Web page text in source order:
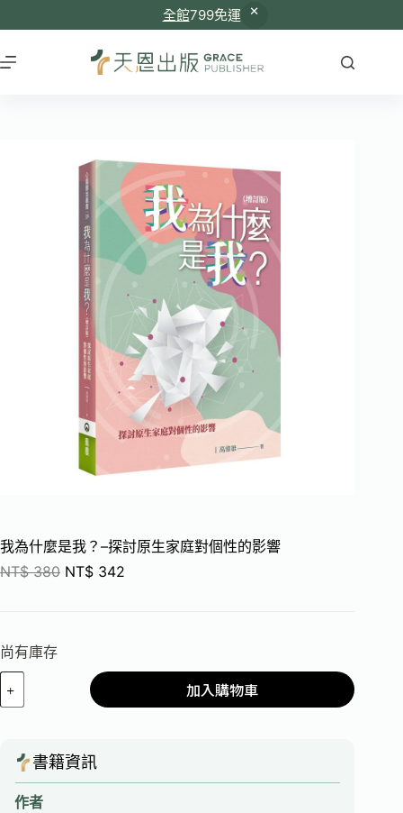
全館799免運
我為什麼是我？–探討原生家庭對個性的影響
NT$380 NT$ 342
尚有庫存
加入購物車
書籍資訊
作者